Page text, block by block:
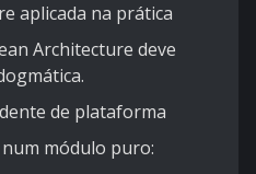
aplicada na prática
Architecture deve
de plataforma
módulo puro: